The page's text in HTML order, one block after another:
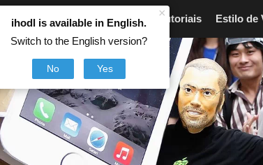
×
ihodl is available in English.
Switch to the English version?
No Yes
Artigos Breves Tutoriais Estilo de